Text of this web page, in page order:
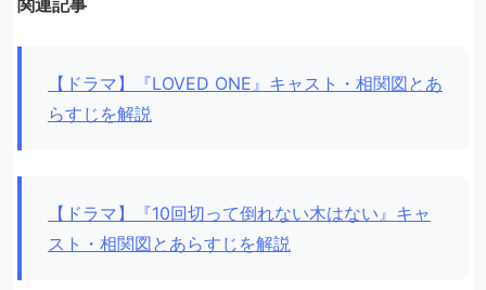
関連記事
【ドラマ】『LOVED ONE』キャスト・相関図とあ
らすじを解説
【ドラマ】『10回切って倒れない木はない』キャ
スト・相関図とあらすじを解説